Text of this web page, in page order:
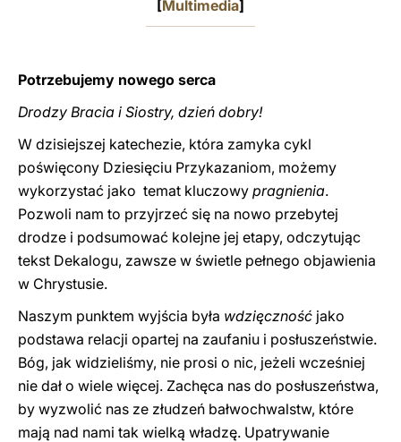
[Multimedia]
Potrzebujemy nowego serca
Drodzy Bracia i Siostry, dzień dobry!
W dzisiejszej katechezie, która zamyka cykl
poświęcony Dziesięciu Przykazaniom, możemy
wykorzystać jako temat kluczowy pragnienia.
Pozwoli nam to przyjrzeć się na nowo przebytej
drodze i podsumować kolejne jej etapy, odczytując
tekst Dekalogu, zawsze w świetle pełnego objawienia
w Chrystusie.
Naszym punktem wyjścia była wdzięczność jako
podstawa relacji opartej na zaufaniu i posłuszeństwie.
Bóg, jak widzieliśmy, nie prosi o nic, jeżeli wcześniej
nie dał o wiele więcej. Zachęca nas do posłuszeństwa,
by wyzwolić nas ze złudzeń bałwochwalstw, które
mają nad nami tak wielką władzę. Upatrywanie